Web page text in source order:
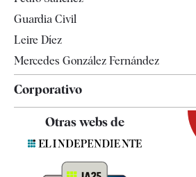
Guardia Civil
Leire Díez
Mercedes González Fernández
Corporativo
Contacto
Otras webs de